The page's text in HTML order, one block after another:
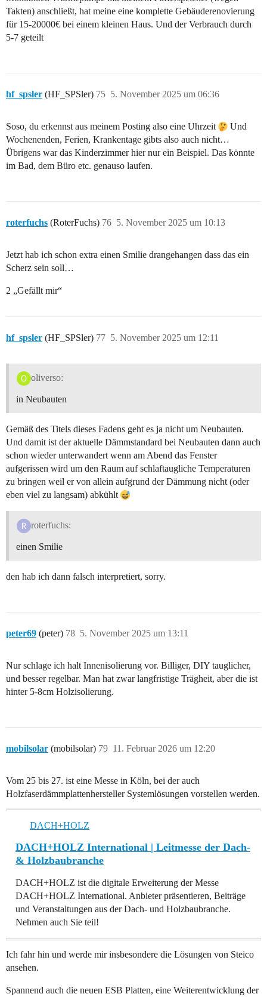
Takten) anschließt, hat meine eine komplette Gebäuderenovierung
für 15-20000€ bei einem kleinen Haus. Und der Verbrauch durch
5-7 geteilt
hf_spsler (HF_SPSler) 5. November 2025 um 06:36
75
Soso, du erkennst aus meinem Posting also eine Uhrzeit
Und
Wochenenden, Ferien, Krankentage gibts also auch nicht…
Übrigens war das Kinderzimmer hier nur ein Beispiel. Das könnte
im Bad, dem Büro etc. genauso laufen.
roterfuchs (RoterFuchs) 5. November 2025 um 10:13
76
Jetzt hab ich schon extra einen Smilie drangehangen dass das ein
Scherz sein soll…
2 „Gefällt mir“
hf_spsler (HF_SPSler) 5. November 2025 um 12:11
77
oliverso:
in Neubauten
Gemäß des Titels dieses Fadens geht es ja nicht um Neubauten.
Und damit ist der aktuelle Dämmstandard bei Neubauten dann auch
schon wieder unterwandert wenn am Abend das Fenster
aufgerissen wird um den Raum auf schlaftaugliche Temperaturen
zu bringen weil er von allein aufgrund der Dämmung nicht (oder
eben viel zu langsam) abkühlt
roterfuchs:
einen Smilie
den hab ich dann falsch interpretiert, sorry.
peter69 (peter) 5. November 2025 um 13:11
78
Nur schlage ich halt Innenisolierung vor. Billiger, DIY tauglicher,
und besser regelbar. Man hat zwar langfristige Trägheit, aber die ist
hinter 5-8cm Holzisolierung.
mobilsolar (mobilsolar) 11. Februar 2026 um 12:20
79
Vom 25 bis 27. ist eine Messe in Köln, bei der auch
Holzfaserdämmplattenhersteller Systemlösungen vorstellen werden.
DACH+HOLZ
DACH+HOLZ International | Leitmesse der Dach-
& Holzbaubranche
DACH+HOLZ ist die digitale Erweiterung der Messe
DACH+HOLZ International. Anbieter präsentieren, Beiträge
und Veranstaltungen aus der Dach- und Holzbaubranche.
Nehmen auch Sie teil!
Ich fahr hin und werde mir insbesondere die Lösungen von Steico
ansehen.
Spannend auch die neuen ESB Platten, eine Weiterentwicklung der